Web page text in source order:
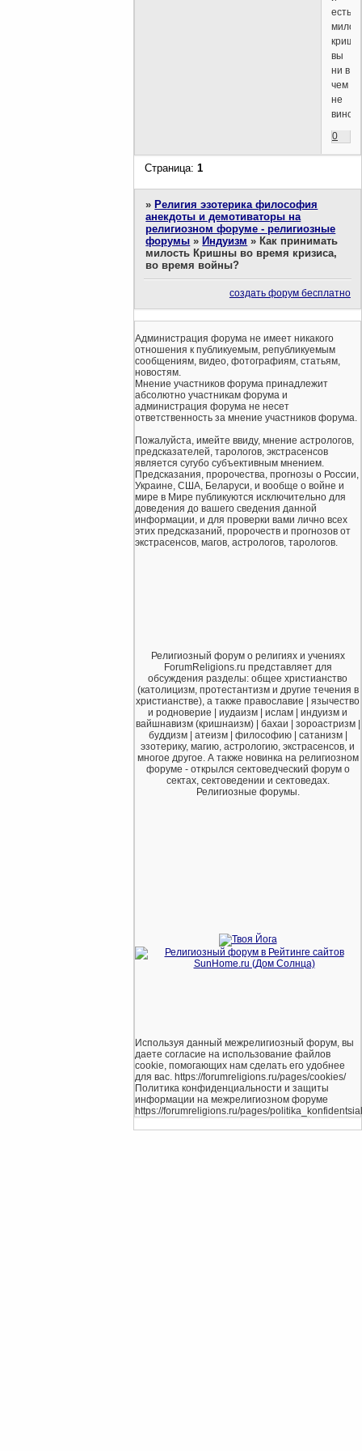
есть
вы
ни в
чем
не
0
Страница:1
» Религия эзотерика философия
анекдоты и демотиваторы на
религиозном форуме - религиозные
форумы » Индуизм » Как принимать
милость Кришны во время кризиса,
во время войны?
создать форум бесплатно
Администрация форума не имеет никакого
отношения к публикуемым, републикуемым
сообщениям, видео, фотографиям, статьям,
новостям.
Мнение участников форума принадлежит
абсолютно участникам форума и
администрация форума не несет
ответственность за мнение участников форума.
Пожалуйста, имейте ввиду, мнение астрологов,
предсказателей, тарологов, экстрасенсов
является сугубо субъективным мнением.
Предсказания, пророчества, прогнозы о России,
Украине, США, Беларуси, и вообще о войне и
мире в Мире публикуются исключительно для
доведения до вашего сведения данной
информации, и для проверки вами лично всех
этих предсказаний, пророчеств и прогнозов от
экстрасенсов, магов, астрологов, тарологов.
Религиозный форум о религиях и учениях
ForumReligions.ru представляет для
обсуждения разделы: общее христианство
(католицизм, протестантизм и другие течения в
христианстве), а также православие | язычество
и родноверие | иудаизм | ислам | индуизм и
вайшнавизм (кришнаизм) | бахаи | зороастризм |
буддизм | атеизм | философию | сатанизм |
эзотерику, магию, астрологию, экстрасенсов, и
многое другое. А также новинка на религиозном
форуме - открылся сектоведческий форум о
сектах, сектоведении и сектоведах.
Религиозные форумы.
Используя данный межрелигиозный форум, вы
даете согласие на использование файлов
cookie, помогающих нам сделать его удобнее
для вас. https://forumreligions.ru/pages/cookies/
Политика конфиденциальности и защиты
информации на межрелигиозном форуме
https://forumreligions.ru/pages/